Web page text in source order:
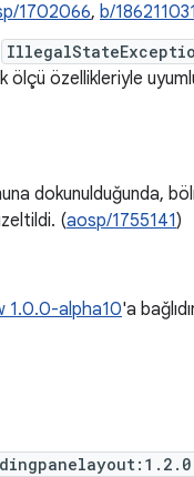
1702066, b/186211031
ölçü özellikleriyle
dokunulduğunda,
(aosp/1755141)
1.0.0-alpha10'a